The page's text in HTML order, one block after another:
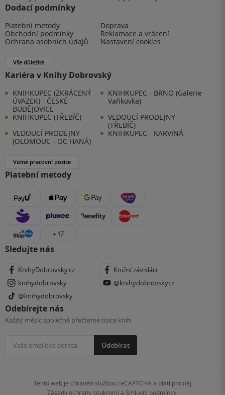
Dodací podmínky
Platební metody
Doprava
Obchodní podmínky
Reklamace a vrácení
Ochrana osobních údajů
Nastavení cookies
Vše důležité
Kariéra v Knihy Dobrovský
KNIHKUPEC (ZKRÁCENÝ
ÚVAZEK) - ČESKÉ
BUDĚJOVICE
KNIHKUPEC - BRNO (Galerie
Vaňkovka)
KNIHKUPEC (TŘEBÍČ)
VEDOUCÍ PRODEJNY
(TŘEBÍČ)
VEDOUCÍ PRODEJNY
(OLOMOUC - OC HANÁ)
KNIHKUPEC - KARVINÁ
Volné pracovní pozice
Platební metody
+ 17
Sledujte nás
KnihyDobrovsky.cz
Knižní závisláci
knihydobrovsky
@knihydobrovskycz
@knihydobrovsky
Odebírejte nás
Každý měsíc společně přečteme tisíce knih
Odebírat
Tento web je chráněn službou reCAPTCHA a platí pro něj
Zásady ochrany soukromía Smluvní podmínky